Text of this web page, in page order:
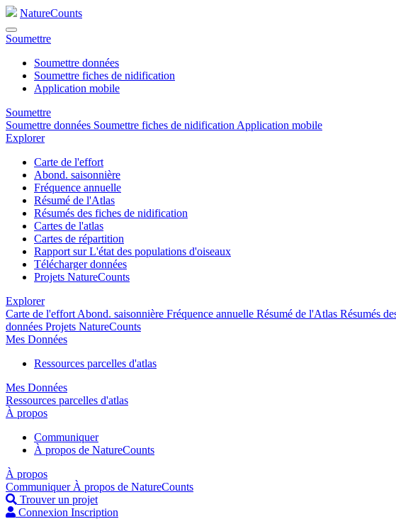
NatureCounts
Soumettre
Soumettre données
Soumettre fiches de nidification
Application mobile
Soumettre
Soumettre données Soumettre fiches de nidification Application mobile
Explorer
Carte de l'effort
Abond. saisonnière
Fréquence annuelle
Résumé de l'Atlas
Résumés des fiches de nidification
Cartes de l'atlas
Cartes de répartition
Rapport sur L'état des populations d'oiseaux
Télécharger données
Projets NatureCounts
Explorer
Carte de l'effort Abond. saisonnière Fréquence annuelle Résumé de l'Atlas Résumés
données Projets NatureCounts
Mes Données
Ressources parcelles d'atlas
Mes Données
Ressources parcelles d'atlas
À propos
Communiquer
À propos de NatureCounts
À propos
Communiquer À propos de NatureCounts
Trouver un projet
Connexion Inscription